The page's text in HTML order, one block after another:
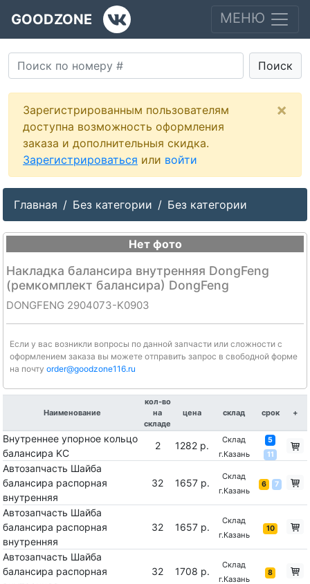
GOODZONE МЕНЮ
Поиск
Зарегистрированным пользователям
доступна возможность оформления
заказа и дополнительныя скидка.
Зарегистрироваться или войти
×
Главная Без категории Без категории
Нет фото
Накладка балансира внутренняя DongFeng
(ремкомплект балансира) DongFeng
DONGFENG 2904073-K0903
Если у вас возникли вопросы по данной запчасти или сложности с
оформлением заказа вы можете отправить запрос в свободной форме
на почту order@goodzone116.ru
Наименование
кол-во
на
складе
цена склад срок +
Внутреннее упорное кольцо
балансира KC
2 1282 р.
Склад
г.Казань
5
11
Автозапчасть Шайба
балансира распорная
внутренняя
32 1657 р.
Склад
г.Казань
6 7
Автозапчасть Шайба
балансира распорная
внутренняя
32 1657 р.
Склад
г.Казань
10
Автозапчасть Шайба
балансира распорная
32 1708 р.
Склад
г.Казань
8